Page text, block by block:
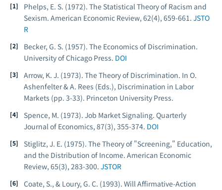
Phelps, E. S. (1972). The Statistical Theory of Racism and
Sexism. American Economic Review, 62(4), 659-661. JSTO
R
Becker, G. S. (1957). The Economics of Discrimination.
University of Chicago Press. DOI
Arrow, K. J. (1973). The Theory of Discrimination. In O.
Ashenfelter & A. Rees (Eds.), Discrimination in Labor
Markets (pp. 3-33). Princeton University Press.
Spence, M. (1973). Job Market Signaling. Quarterly
Journal of Economics, 87(3), 355-374. DOI
Stiglitz, J. E. (1975). The Theory of "Screening," Education,
and the Distribution of Income. American Economic
Review, 65(3), 283-300. JSTOR
Coate, S., & Loury, G. C. (1993). Will Affirmative-Action